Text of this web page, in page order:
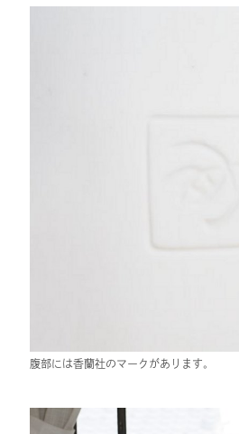
腹部には香蘭社のマークがあります。